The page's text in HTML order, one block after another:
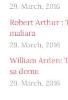
29. March, 2016
Robert Arthur :
maliara
29. March, 2016
William Arden:
sa domu
29. March, 2016